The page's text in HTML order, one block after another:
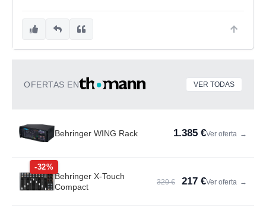
OFERTAS EN VER TODAS
Behringer WING Rack 1.385 €Ver oferta →
-32%
Behringer X-Touch
Compact
320 € 217 €Ver oferta →